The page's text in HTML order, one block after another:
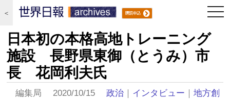
＜
日本初の本格高地トレーニング
施設 長野県東御（とうみ）市
長 花岡利夫氏
編集局 2020/10/15政治 ｜ インタビュー ｜地方創